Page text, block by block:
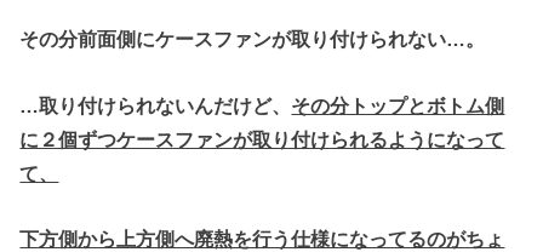
その分前面側にケースファンが取り付けられない…。
…取り付けられないんだけど、 その分トップとボトム側
に２個ずつケースファンが取り付けられるようになって
て、
下方側から上方側へ廃熱を行う仕様になってるのがちょ